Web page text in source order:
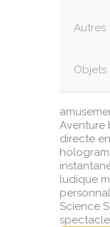
Autres
Objets
Aventure
directe
ludique
Science
spectacle